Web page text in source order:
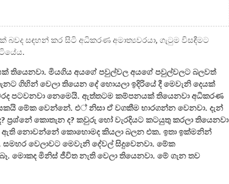
බවද සඳහන් කර සිටි අධිකරණ අමාත්‍යවරයා, ගැටුම විසඳීමට
තියෙනවා. මියගිය අයගේ පවුල්වල අයගේ පවුල්වලට බලවත්
ගිහින් වෙලා තියෙන දේ හොයලා ඉදිරියේ දී මෙවැනි දෙයක්
පටවනවා නෙමෙයි. ඇත්තටම කම්පනයක් තියෙනවා අධිකරණ
මේක වෙන්නේ. එ් නිසා ඒ වගකීම භාරගන්න වෙනවා. දැන්
කොතැන ද? කවුරු හෝ වැරදියට කටයුතු කරලා තියෙනවා
ඇති නොවන්නේ කොහොමද කියලා බලන එක. ඉතා ඉක්මනින්
වෙලාවට මෙවැනි දේවල් සිදුවෙනවා. මේක
මිනිස් ජීවිත නැති වෙලා තියෙනවා. මේ ගැන තව